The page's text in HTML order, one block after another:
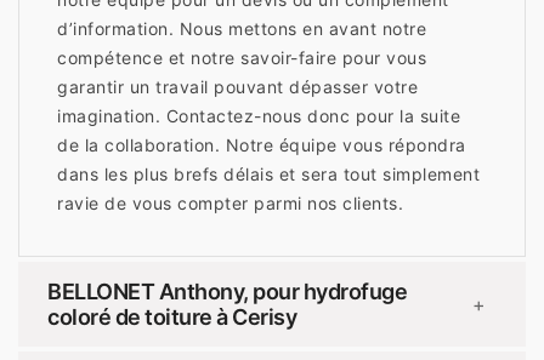
d’information. Nous mettons en avant notre
compétence et notre savoir-faire pour vous
garantir un travail pouvant dépasser votre
imagination. Contactez-nous donc pour la suite
de la collaboration. Notre équipe vous répondra
dans les plus brefs délais et sera tout simplement
ravie de vous compter parmi nos clients.
BELLONET Anthony, pour hydrofuge
coloré de toiture à Cerisy
+